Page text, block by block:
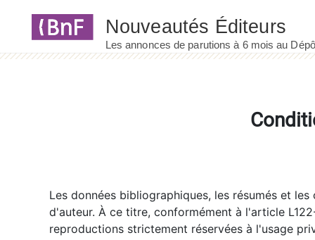
Les données bibliographiques, les résumés et
d'auteur. À ce titre, conformément à l'article
reproductions strictement réservées à l'usage